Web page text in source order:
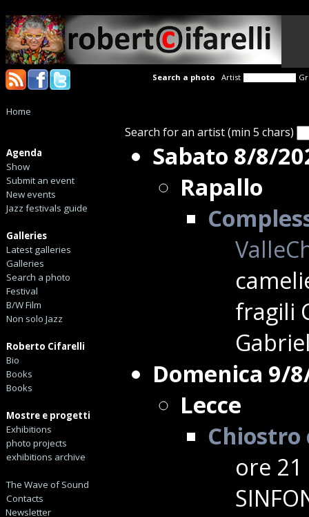
Search a photo Artist
Home
Agenda
Show
Submit an event
New events
Jazz festivals guide
Galleries
Latest galleries
Galleries
Search a photo
Festival
B/W Film
Non solo Jazz
Roberto Cifarelli
Bio
Books
Books
Mostre e progetti
Exhibitions
photo projects
exhibitions archive
The Wave of Sound
Contacts
Newsletter
Search for an artist (min 5 chars)
Sabato 8/8/
Rapallo
fragili
Domenica 9/
Lecce
ore 21